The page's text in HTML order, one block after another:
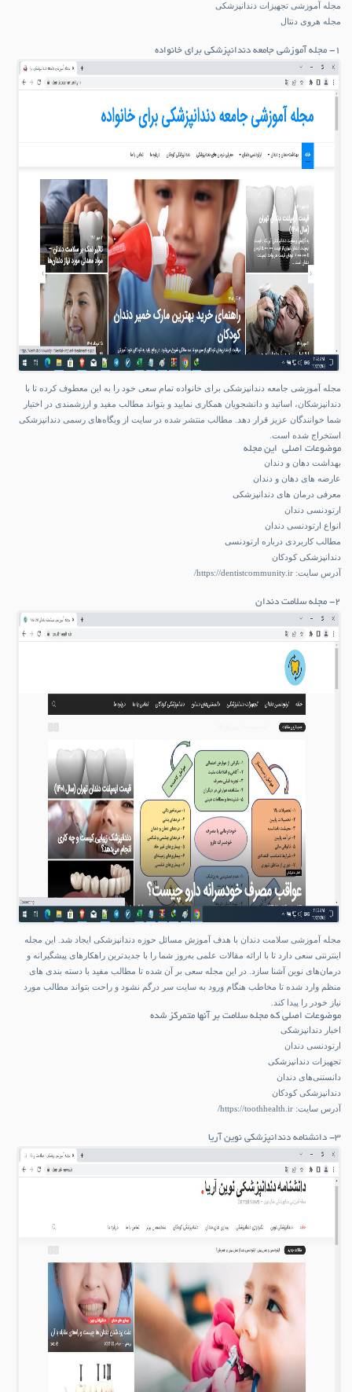
مجله آموزشی تجهیزات دندانپزشکی
مجله هروی دنتال
۱- مجله آموزشی جامعه دندانپزشکی برای خانواده
مجله آموزشی جامعه دندانپزشکی برای خانواده تمام سعی خود را به این معطوف کرده تا با
دندانپزشکان، اساتید و دانشجویان همکاری نمایید و بتواند مطالب مفید و ارزشمندی در اختیار
شما خوانندگان عزیز قرار دهد. مطالب منتشر شده در سایت از وبگاه‌های رسمی دندانپزشکی
استخراج شده است.
موضوعات اصلی این مجله
بهداشت دهان و دندان
عارضه های دهان و دندان
معرفی درمان های دندانپزشکی
ارتودنسی دندان
انواع ارتودنسی دندان
مطالب کاربردی درباره ارتودنسی
دندانپزشکی کودکان
آدرس سایت:https://dentistcommunity.ir/
۲- مجله سلامت دندان
مجله آموزشی سلامت دندان با هدف آموزش مسائل حوزه دندانپزشکی ایجاد شد. این مجله
اینترنتی سعی دارد تا با ارائه مقالات علمی به‌روز شما را با جدیدترین راهکارهای پیشگیرانه و
درمان‌های نوین آشنا سازد. در این مجله سعی بر آن شده تا مطالب مفید با دسته بندی های
منظم وارد شده تا مخاطب هنگام ورود به سایت سر درگم نشود و راحت بتواند مطالب مورد
نیاز خودر را پیدا کند.
موضوعات اصلی که مجله سلامت بر آنها متمرکز شده
اخبار دندانپزشکی
ارتودنسی دندان
تجهیزات دندانپزشکی
دانستنی‌های دندان
دندانپزشکی کودکان
آدرس سایت:https://toothhealth.ir/
۳- دانشنامه دندانپزشکی نوین آریا